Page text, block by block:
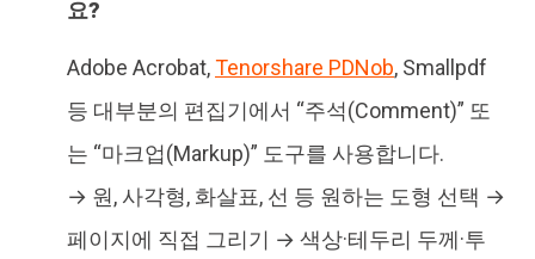
요?
Adobe Acrobat,Tenorshare PDNob, Smallpdf
등 대부분의 편집기에서 “주석(Comment)” 또
는 “마크업(Markup)” 도구를 사용합니다.
→ 원, 사각형, 화살표, 선 등 원하는 도형 선택 →
페이지에 직접 그리기 → 색상·테두리 두께·투